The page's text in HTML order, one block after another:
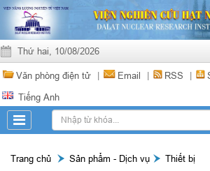
Thứ hai, 10/08/2026
Văn phòng điện tử | Email | RSS |
Tiếng Anh
Trang chủ Sản phẩm - Dịch vụ Thiết bị